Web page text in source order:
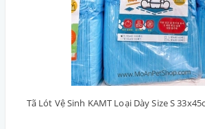
Tã Lót Vệ Sinh KAMT Loại Dày Size S